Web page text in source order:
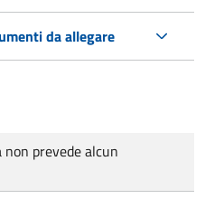
da allegare
prevede alcun